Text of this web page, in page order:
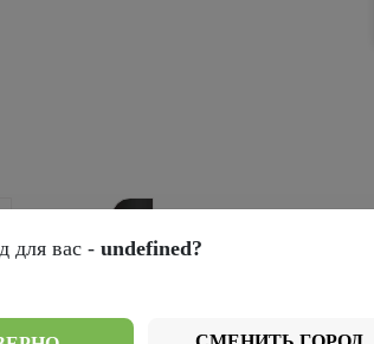
Стекло черное
для вас - undefined?